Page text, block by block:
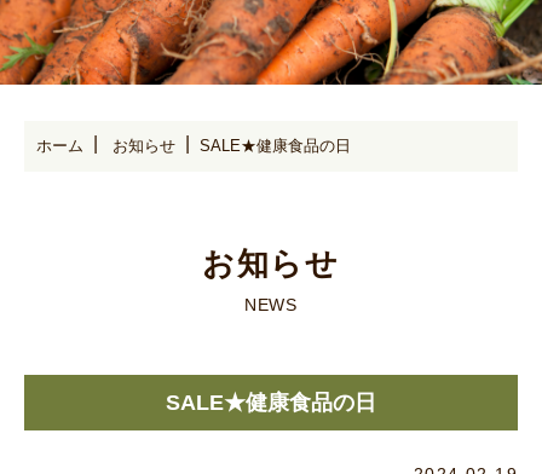
ホーム お知らせ SALE★健康食品の日
お知らせ
NEWS
SALE★健康食品の日